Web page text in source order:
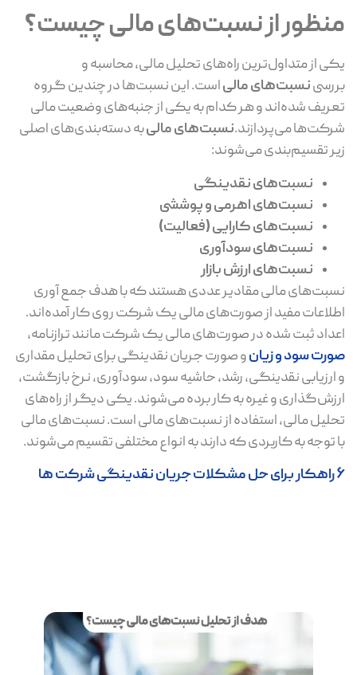
منظور از نسبت‌های مالی چیست؟
یکی از متداول‌ترین راه‌های تحلیل مالی، محاسبه و
بررسینسبت‌های مالیاست. این نسبت‌ها در چندین گروه
تعریف شده‌اند و هر کدام به یکی از جنبه‌های وضعیت مالی
شرکت‌ها می‌پردازند.نسبت‌های مالیبه دسته‌بندی‌های اصلی
زیر تقسیم‌بندی می‌شوند:
نسبت‌های نقدینگی
نسبت‌های اهرمی و پوششی
نسبت‌های کارایی (فعالیت)
نسبت‌های سودآوری
نسبت‌های ارزش بازار
نسبت‌های مالی مقادیر عددی هستند که با هدف جمع آوری
اطلاعات مفید از صورت‌های مالی یک شرکت روی کار آمده‌اند.
اعداد ثبت شده در صورت‌های مالی یک شرکت مانند ترازنامه،
صورت سود و زیانو صورت جریان نقدینگی برای تحلیل مقداری
و ارزیابی نقدینگی، رشد، حاشیه سود، سودآوری، نرخ بازگشت،
ارزش‌گذاری و غیره به کار برده می‌شوند. یکی دیگر از راه‌های
تحلیل مالی، استفاده از نسبت‌های مالی است. نسبت‌های مالی
با توجه به کاربردی که دارند به انواع مختلفی تقسیم می‌شوند.
6 راهکار برای حل مشکلات جریان نقدینگی شرکت ها